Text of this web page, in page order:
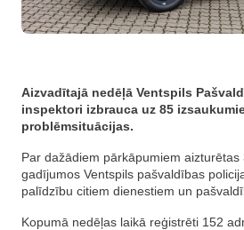
Aizvadītajā nedēļā Ventspils
inspektori izbrauca uz 85
problēmsituācijas.
Par dažādiem pārkāpumiem aizturētas
gadījumos Ventspils pašvaldības
palīdzību citiem dienestiem un
Kopumā nedēļas laikā reģistrēti 152